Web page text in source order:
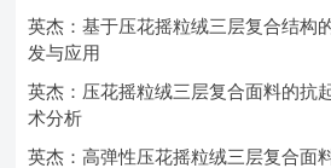
英杰：基于压花摇粒绒三层复合结构
发与应用
英杰：压花摇粒绒三层复合面料的抗
术分析
英杰：高弹性压花摇粒绒三层复合面